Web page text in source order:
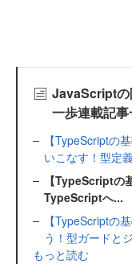
JavaScriptの
一歩連載記
【TypeScriptの
いこなす！型定
【TypeScriptの
TypeScriptへ...
【TypeScriptの
う！型ガードと
もっと読む